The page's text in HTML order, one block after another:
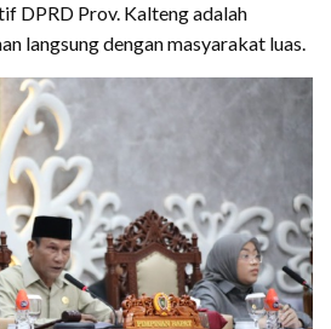
DPRD Prov. Kalteng adalah
langsung dengan masyarakat luas.